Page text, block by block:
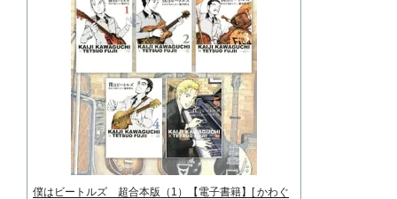
僕はビートルズ 超合本版（1）【電子書籍】[ かわぐ